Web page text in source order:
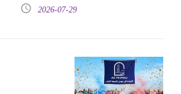
2026-07-29